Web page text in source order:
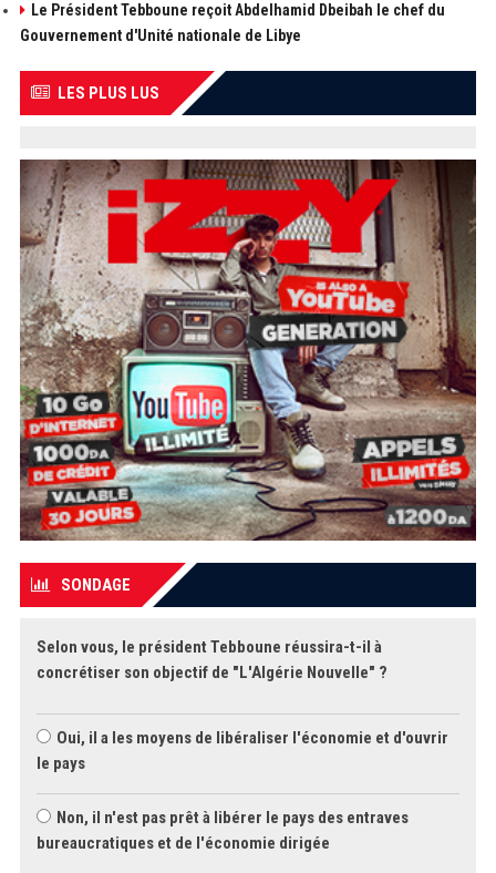
Le Président Tebboune reçoit Abdelhamid Dbeibah le chef du
Gouvernement d'Unité nationale de Libye
LES PLUS LUS
SONDAGE
Selon vous, le président Tebboune réussira-t-il à
concrétiser son objectif de "L'Algérie Nouvelle" ?
Oui, il a les moyens de libéraliser l'économie et d'ouvrir
le pays
Non, il n'est pas prêt à libérer le pays des entraves
bureaucratiques et de l'économie dirigée